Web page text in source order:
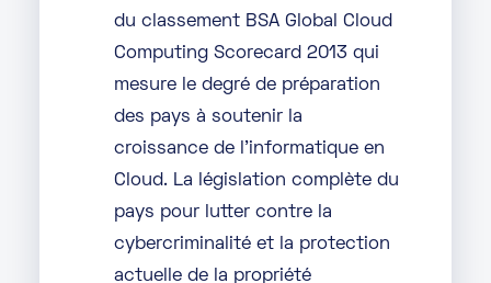
du classement BSA Global Cloud
Computing Scorecard 2013 qui
mesure le degré de préparation
des pays à soutenir la
croissance de l’informatique en
Cloud. La législation complète du
pays pour lutter contre la
cybercriminalité et la protection
actuelle de la propriété